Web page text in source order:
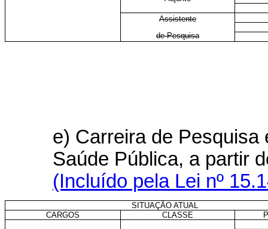
Assistente
de Pesquisa
e) Carreira de Pesquisa
Saúde Pública, a partir
(Incluído pela Lei nº
SITUAÇÃO ATUAL
CARGOS
CLASSE